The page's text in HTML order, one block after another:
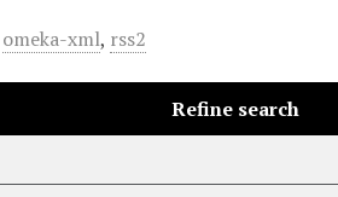
omeka-xml, rss2
Refine search